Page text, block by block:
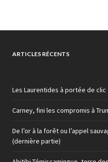
ARTICLES RÉCENTS
Les Laurentides à portée de clic
Carney, fini les compromis à
De l’or à la forêt ou l’appel
(dernière partie)